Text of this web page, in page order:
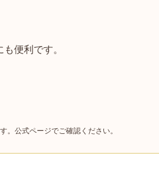
便利です。
公式ページでご確認ください。